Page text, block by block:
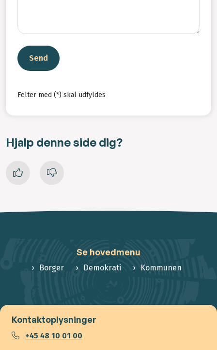
Send
Felter med (*) skal udfyldes
Hjalp denne side dig?
Se hovedmenu
Borger Demokrati Kommunen
Kontaktoplysninger
+45 48 10 01 00